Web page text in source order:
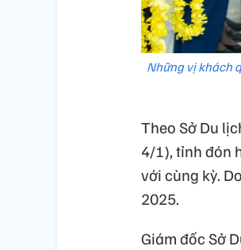
Những vị khách
Theo Sở Du
4/1), tỉnh đón
với cùng kỳ.
2025.
Giám đốc Sở